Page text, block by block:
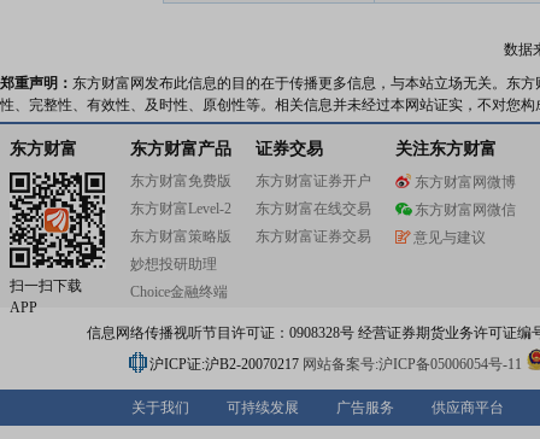
数据
郑重声明： 东方财富网发布此信息的目的在于传播更多信息，与本站立场无关。东
性、完整性、有效性、及时性、原创性等。相关信息并未经过本网站证实，不对您
东方财富
扫一扫下载
APP
东方财富产品
东方财富免费版
东方财富Level-2
东方财富策略版
妙想投研助理
Choice金融终端
证券交易
东方财富证券开户
东方财富在线交易
东方财富证券交易
关注东方财富
东方财富网微博
东方财富网微信
意见与建议
信息网络传播视听节目许可证：0908328号 经营证券期货业务许可证编
沪ICP证:沪B2-20070217 网站备案号:沪ICP备05006054号-11
关于我们 可持续发展 广告服务 供应商平台